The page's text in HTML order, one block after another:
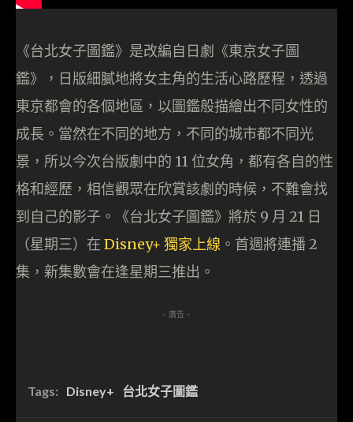
《台北女子圖鑑》是改編自日劇《東京女子圖
鑑》，日版細膩地將女主角的生活心路歷程，透過
東京都會的各個地區，以圖鑑般描繪出不同女性的
成長。當然在不同的地方，不同的城市都不同光
景，所以今次台版劇中的 11 位女角，都有各自的性
格和經歷，相信觀眾在欣賞該劇的時候，不難會找
到自己的影子。《台北女子圖鑑》將於 9 月 21 日
（星期三）在 Disney+ 獨家上線 。首週將連播 2
集，新集數會在逢星期三推出。
- 廣告 -
Tags: Disney+ 台北女子圖鑑